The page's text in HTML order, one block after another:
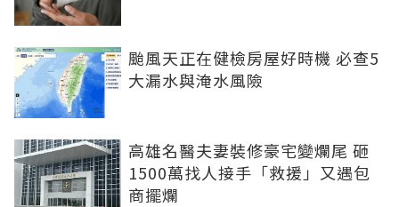
颱風天正在健檢房屋好時機 必查5
大漏水與淹水風險
高雄名醫夫妻裝修豪宅變爛尾 砸
1500萬找人接手「救援」又遇包
商擺爛